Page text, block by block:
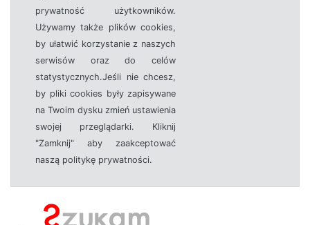
prywatność użytkowników.
Używamy także plików cookies,
by ułatwić korzystanie z naszych
serwisów oraz do celów
statystycznych.Jeśli nie chcesz,
by pliki cookies były zapisywane
na Twoim dysku zmień ustawienia
swojej przeglądarki. Kliknij
"Zamknij" aby zaakceptować
naszą politykę prywatności.